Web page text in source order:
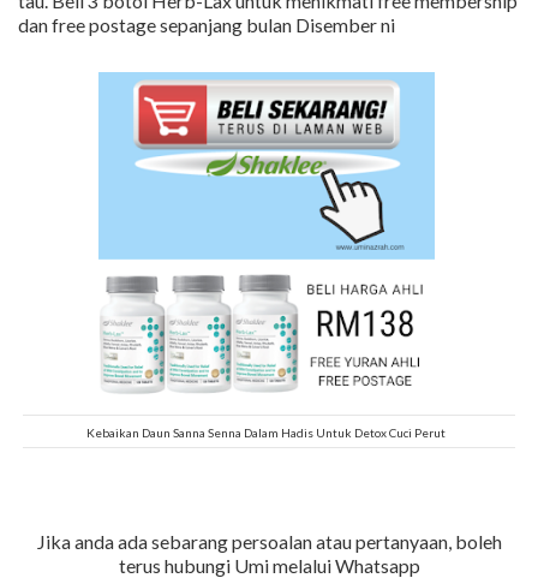
dan free postage sepanjang bulan Disember ni
Kebaikan Daun Sanna Senna Dalam Hadis Untuk Detox Cuci Perut
Jika anda ada sebarang persoalan atau pertanyaan, boleh
terus hubungi Umi melalui Whatsapp